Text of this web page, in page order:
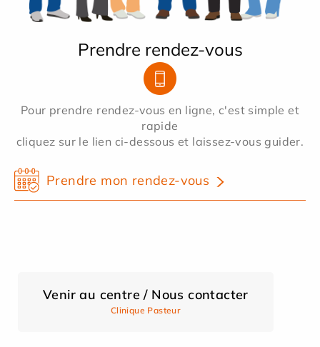
Prendre rendez-vous
Pour prendre rendez-vous en ligne, c'est simple et
rapide
cliquez sur le lien ci-dessous et laissez-vous guider.
Prendre mon rendez-vous
Venir au centre / Nous contacter
Clinique Pasteur